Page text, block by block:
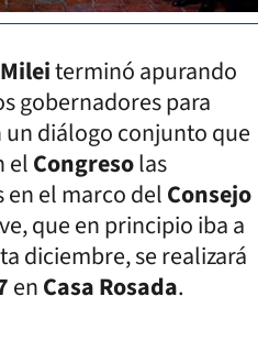
terminó apurando
gobernadores para
diálogo conjunto que
elCongresolas
el marco delConsejo
que en principio iba a
diciembre, se realizará
enCasa Rosada.